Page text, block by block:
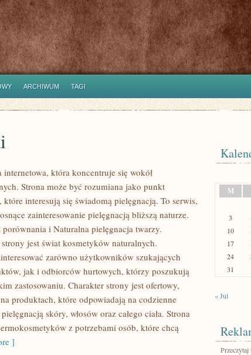
ARCHIWUM TAGI
która koncentruje się wokół
Strona może być rozumiana jako punkt
interesują się świadomą pielęgnacją. To serwis,
zainteresowanie pielęgnacją bliższą naturze.
porównania i Naturalna pielęgnacja twarzy.
jest świat kosmetyków naturalnych.
zarówno użytkowników szukających
jak i odbiorców hurtowych, którzy poszukują
zastosowaniu. Charakter strony jest ofertowy,
produktach, które odpowiadają na codzienne
skóry, włosów oraz całego ciała. Strona
z potrzebami osób, które chcą
]
M
3
10
17
24
31
« Jul
Przeczytaj